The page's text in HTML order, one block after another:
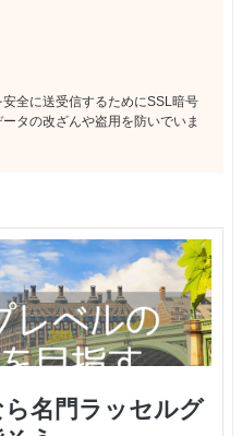
全に送受信するためにSSL暗号
タの改ざんや盗用を防いでいま